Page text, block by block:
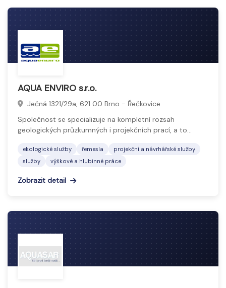
AQUA ENVIRO s.r.o.
Ječná 1321/29a, 621 00 Brno - Řečkovice
Společnost se specializuje na kompletní rozsah
geologických průzkumných i projekčních prací, a to…
ekologické služby řemesla
projekční a návrhářské služby
služby
výškové a hlubinné práce
Zobrazit detail